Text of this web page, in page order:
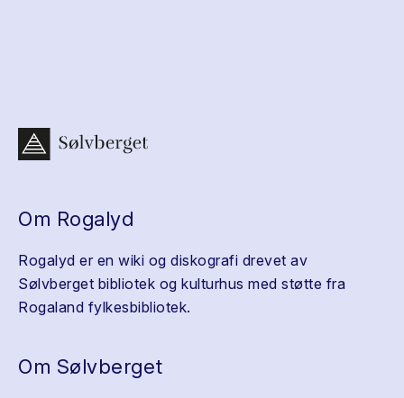
Om Rogalyd
Rogalyd er en wiki og diskografi drevet av
Sølvberget bibliotek og kulturhus med støtte fra
Rogaland fylkesbibliotek.
Om Sølvberget